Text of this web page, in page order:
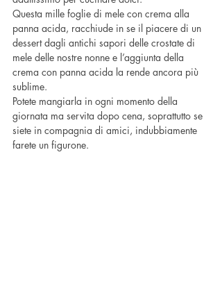
Questa mille foglie di mele con crema alla
panna acida, racchiude in se il piacere di un
dessert dagli antichi sapori delle crostate di
mele delle nostre nonne e l’aggiunta della
crema con panna acida la rende ancora più
sublime.
Potete mangiarla in ogni momento della
giornata ma servita dopo cena, soprattutto se
siete in compagnia di amici, indubbiamente
farete un figurone.